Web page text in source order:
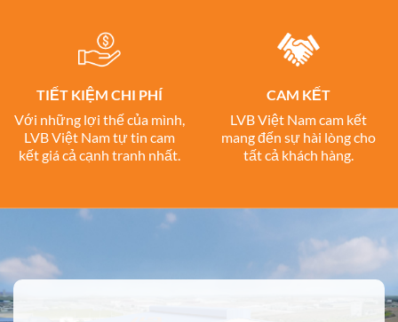
TIẾT KIỆM CHI PHÍ
Với những lợi thế của mình,
LVB Việt Nam tự tin cam
kết giá cả cạnh tranh nhất.
CAM KẾT
LVB Việt Nam cam kết
mang đến sự hài lòng cho
tất cả khách hàng.